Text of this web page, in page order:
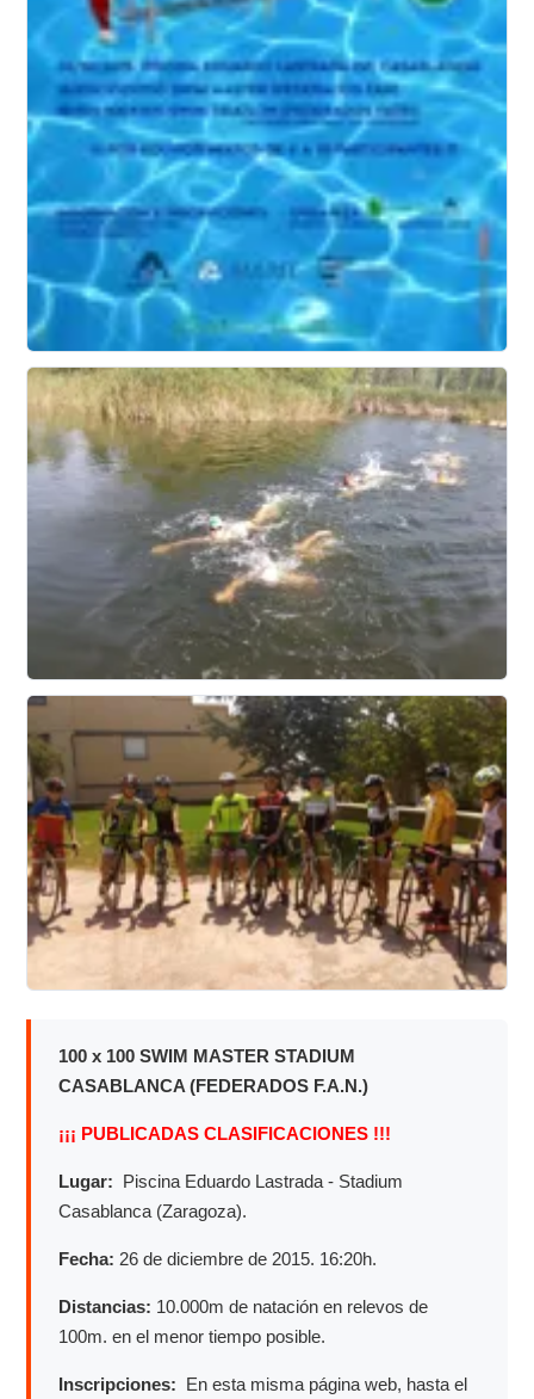
100 x 100 SWIM MASTER STADIUM
CASABLANCA (FEDERADOS F.A.N.)
¡¡¡ PUBLICADAS CLASIFICACIONES !!!
Lugar: Piscina Eduardo Lastrada - Stadium
Casablanca (Zaragoza).
Fecha: 26 de diciembre de 2015. 16:20h.
Distancias: 10.000m de natación en relevos de
100m. en el menor tiempo posible.
Inscripciones: En esta misma página web, hasta el